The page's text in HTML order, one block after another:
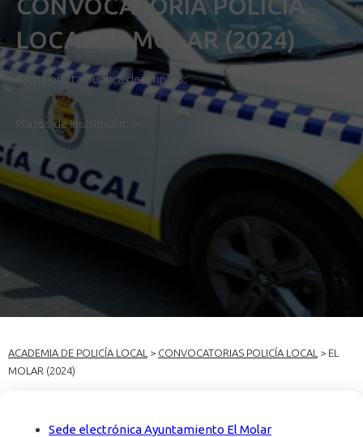
CONVOCATORIA POLICÍA
LOCAL EL MOLAR (2024)
Fecha oferta pública de empleo:
Plazos de inscripción: –
ACADEMIA DE POLICÍA LOCAL > CONVOCATORIAS POLICÍA LOCAL > EL
MOLAR (2024)
Sede electrónica Ayuntamiento El Molar